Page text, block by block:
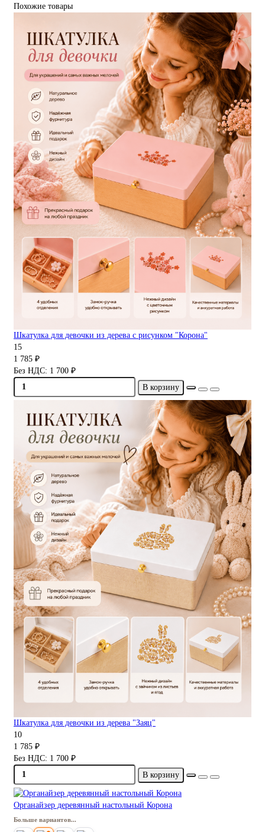
Похожие товары
Шкатулка для девочки из дерева с рисунком "Корона"
15
1 785 ₽
Без НДС: 1 700 ₽
В корзину
Шкатулка для девочки из дерева "Заяц"
10
1 785 ₽
Без НДС: 1 700 ₽
В корзину
Органайзер деревянный настольный Корона
Больше вариантов...